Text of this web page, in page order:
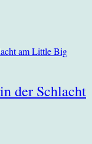
der Schlacht